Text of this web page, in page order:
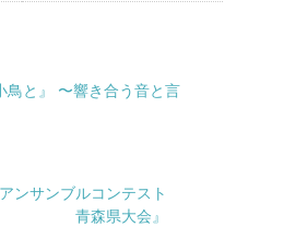
鳥と』 〜響き合う音と言
ンサンブルコンテスト
青森県大会』